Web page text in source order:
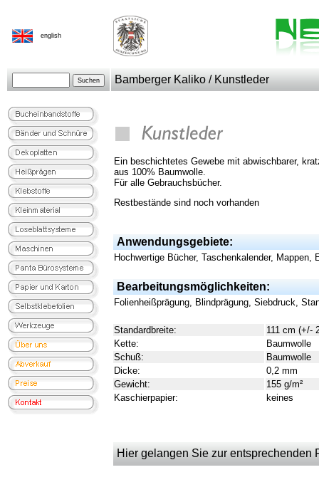
english
Bamberger Kaliko / Kunstleder
Ein beschichtetes Gewebe mit abwischbarer,
aus 100% Baumwolle.
Für alle Gebrauchsbücher.
Restbestände sind noch vorhanden
Anwendungsgebiete:
Hochwertige Bücher, Taschenkalender,
Bearbeitungsmöglichkeiten:
Folienheißprägung, Blindprägung, Siebdruck,
Standardbreite:
111 cm (+/-
Kette:
Baumwolle
Schuß:
Baumwolle
Dicke:
0,2 mm
Gewicht:
155 g/m²
Kaschierpapier:
keines
Hier gelangen Sie zur entsprechenden